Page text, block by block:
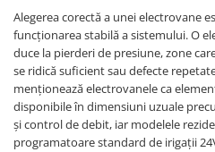
Alegerea corectă a unei electrovane
funcționarea stabilă a sistemului. O
duce la pierderi de presiune, zone
se ridică suficient sau defecte
menționează electrovanele ca
disponibile în dimensiuni uzuale
și control de debit, iar modelele
programatoare standard de irigații